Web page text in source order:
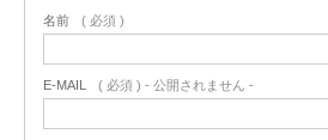
名前 ( 必須 )
E-MAIL ( 必須 ) - 公開されません -